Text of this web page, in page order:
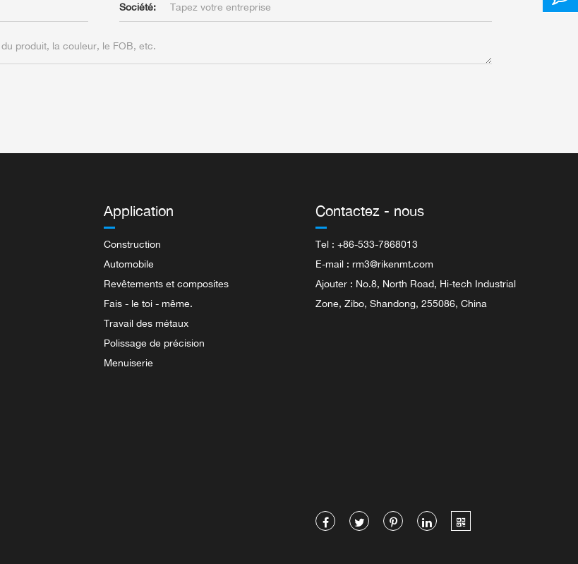
Société:
Application
Construction
Automobile
Revêtements et composites
Fais - le toi - même.
Travail des métaux
Polissage de précision
Menuiserie
Contactez - nous
Tel : +86-533-7868013
E-mail : rm3@rikenmt.com
Ajouter : No.8, North Road, Hi-tech Industrial
Zone, Zibo, Shandong, 255086, China